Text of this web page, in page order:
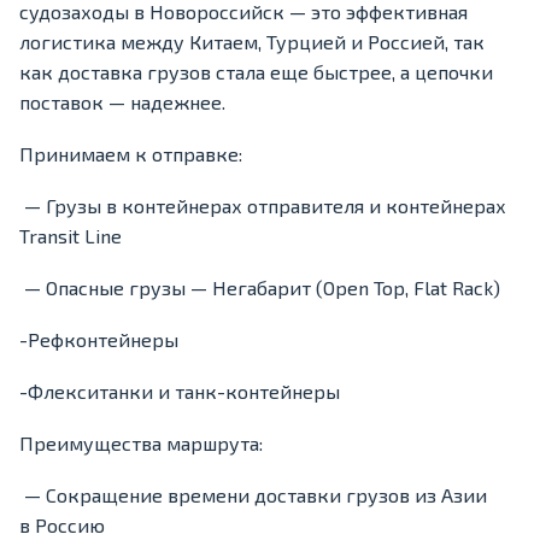
судозаходы в Новороссийск — это эффективная
логистика между Китаем, Турцией и Россией, так
как доставка грузов стала еще быстрее, а цепочки
поставок — надежнее.
Принимаем к отправке:
— Грузы в контейнерах отправителя и контейнерах
Transit Line
— Опасные грузы — Негабарит (Open Top, Flat Rack)
-Рефконтейнеры
-Флекситанки и танк-контейнеры
Преимущества маршрута:
— Сокращение времени доставки грузов из Азии
в Россию